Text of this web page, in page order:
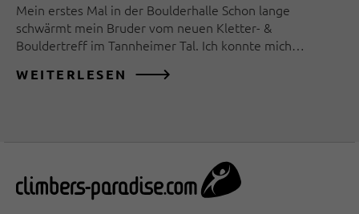
Mein erstes Mal in der Boulderhalle Schon lange
schwärmt mein Bruder vom neuen Kletter- &
Bouldertreff im Tannheimer Tal. Ich konnte mich…
WEITERLESEN